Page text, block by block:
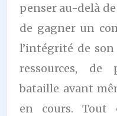
penser au-delà
de gagner un
l’intégrité de
ressources, de
bataille avant
en cours. Tout